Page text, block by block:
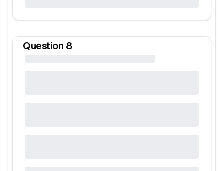
Question 8